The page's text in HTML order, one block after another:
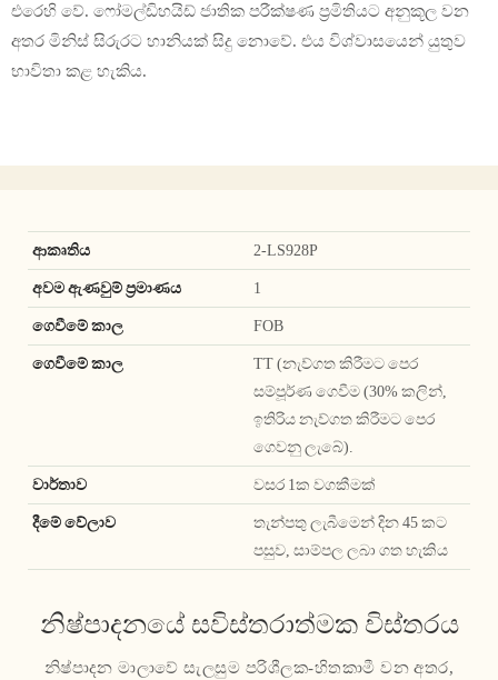
එරෙහි වේ. ෆෝමල්ඩිහයිඩ් ජාතික පරීක්ෂණ ප්‍රමිතියට අනුකූල වන
අතර මිනිස් සිරුරට හානියක් සිදු නොවේ. එය විශ්වාසයෙන් යුතුව
භාවිතා කළ හැකිය.
ආකෘතිය 2-LS928P
අවම ඇණවුම් ප්‍රමාණය 1
ගෙවීමේ කාල FOB
ගෙවීමේ කාල
TT (නැව්ගත කිරීමට පෙර
සම්පූර්ණ ගෙවීම (30% කලින්,
ඉතිරිය නැව්ගත කිරීමට පෙර
ගෙවනු ලැබේ).
වාර්තාව වසර 1ක වගකීමක්
දීමේ වේලාව
තැන්පතු ලැබීමෙන් දින 45 කට
පසුව, සාම්පල ලබා ගත හැකිය
නිෂ්පාදනයේ සවිස්තරාත්මක විස්තරය
නිෂ්පාදන මාලාවේ සැලසුම පරිශීලක-හිතකාමී වන අතර,